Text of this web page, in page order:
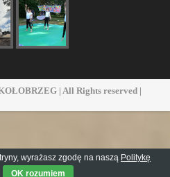
| All Rights reserved |
wyrażasz zgodę na naszą Politykę
OK rozumiem